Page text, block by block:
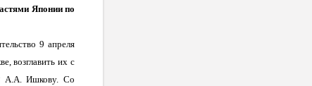
Японии по
9 апреля
возглавить их с
А.А. Ишкову. Со